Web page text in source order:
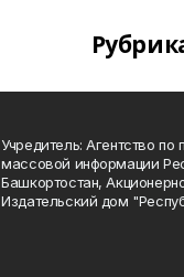
Учредитель: Агентство
массовой информации
Башкортостан,
Издательский дом